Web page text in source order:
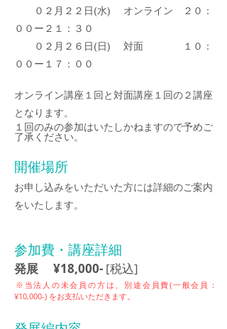
０２月２２日(水) オンライン ２０：
００ ー２１：３０
０２月２６日(日) 対面 １０：
００ー１７ ：０ ０
オンライン講座１回と対面講座１回の２講座
となり ます。
１回のみの参加はいたしかねますので予めご
了承ください。
開催場所
お申し込みをいただいた方には詳細のご案内
をいたします。
参加費・講座詳細
発展 ¥18,000- [税込]
​※当法人 の未会員の方は、別途会員費(一般会員：
¥10,000-) をお支払いただきます。